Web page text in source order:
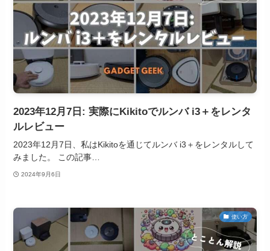
2023年12月7日: 実際にKikitoでルンバ i3＋をレンタ
ルレビュー
2023年12月7日、私はKikitoを通じてルンバ i3＋をレンタルして
みました。 この記事…
2024年9月6日
使い方